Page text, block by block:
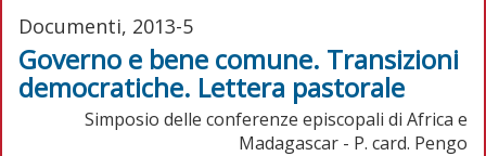
Documenti, 2013-5
Governo e bene comune. Transizioni
democratiche. Lettera pastorale
Simposio delle conferenze episcopali di Africa e
Madagascar - P. card. Pengo